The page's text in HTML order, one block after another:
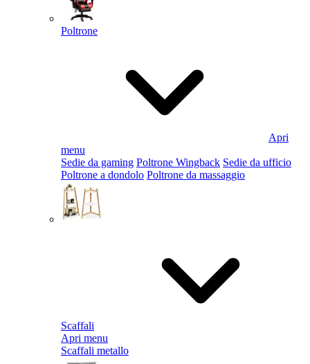
Poltrone
Apri
menu
Sedie da gaming Poltrone Wingback Sedie da ufficio
Poltrone a dondolo Poltrone da massaggio
Scaffali
Apri menu
Scaffali metallo